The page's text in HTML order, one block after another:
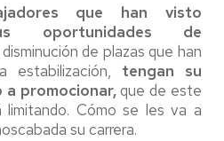
que han visto
oportunidades de
de plazas que han
estabilización, tengan su
a promocionar,que de este
Cómo se les va a
su carrera.